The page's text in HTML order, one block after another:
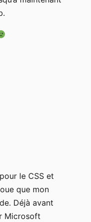
le CSS et
que mon
Déjà avant
Microsoft